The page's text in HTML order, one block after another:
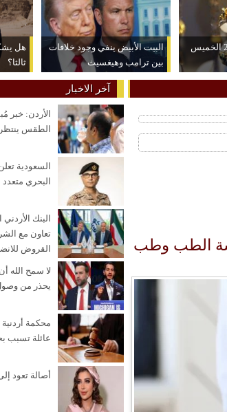
ارتفاع الذهب عيار 21 الخميس
البيت الأبيض ينفي وجود خلافات
بين ترامب وهيغسيث
هل
ثالثا؟
الطب وطب
آخر الاخبار
الأردن:
الطقس
السعودية
البحري
البنك
تعاون مع
القروض
من أجل
لا سمح الله
يحذر من
محكمة
عائلة تسبب
أصالة تعود